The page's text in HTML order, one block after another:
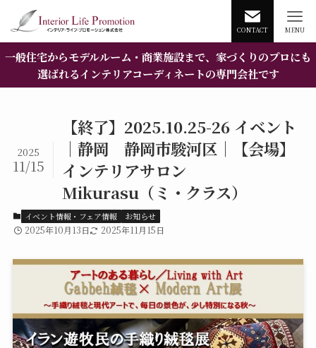
CONTACT MENU
一般住宅からモデルルーム・商業施設まで、家づくりのプロにも
選ばれるインテリアコーディネートの専門会社です
【終了】2025.10.25-26 イベント
｜静岡 静岡市駿河区｜【会場】
インテリアサロン
Mikurasu（ミ・クラス）
2025
11/15
イベント情報・フェア情報 お知らせ
2025年10月13日 2025年11月15日